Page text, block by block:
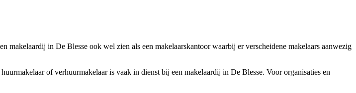
makelaardij in De Blesse ook wel zien als een makelaarskantoor waarbij er verscheidene makelaars aanwezig
of verhuurmakelaar is vaak in dienst bij een makelaardij in De Blesse. Voor organisaties en